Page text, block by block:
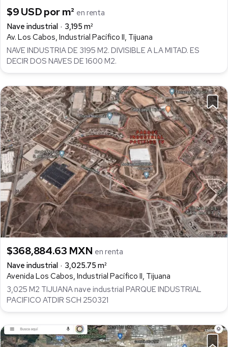
$9 USD por m² en renta
Nave industrial
3,195 m²
Av. Los Cabos, Industrial Pacífico II, Tijuana
NAVE INDUSTRIA DE 3195 M2. DIVISIBLE A LA MITAD. ES
DECIR DOS NAVES DE 1600 M2.
$368,884.63 MXN en renta
Nave industrial
3,025.75 m²
Avenida Los Cabos, Industrial Pacífico II, Tijuana
3,025 M2 TIJUANA nave industrial PARQUE INDUSTRIAL
PACIFICO ATDIR SCH 250321